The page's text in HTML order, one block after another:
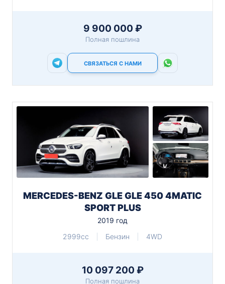
9 900 000 ₽
Полная пошлина
СВЯЗАТЬСЯ С НАМИ
MERCEDES-BENZ GLE GLE 450 4MATIC
SPORT PLUS
2019 год
2999cc
Бензин 4WD
10 097 200 ₽
Полная пошлина